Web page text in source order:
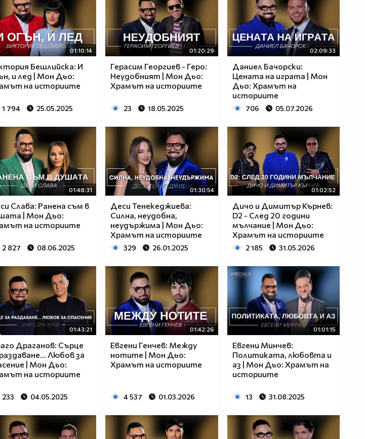
01:10:14
Бешлийска: И
и лед | Мон Дьо:
на историите
1 794 25.05.2025
01:20:29
Герасим Георгиев - Геро:
Неудобният | Мон Дьо:
Храмът на историите
23 18.05.2025
02:09:33
Даниел Бачорски:
Цената на играта | Мон
Дьо: Храмът на
историите
706 05.07.2026
01:48:31
Слава: Ранена съм в
| Мон Дьо:
на историите
2 827 08.06.2025
01:30:54
Деси Тенекеджиева:
Силна, неудобна,
неудържима | Мон Дьо:
Храмът на историите
329 26.01.2025
01:02:52
Дичо и Димитър Кърнев:
D2 - След 20 години
мълчание | Мон Дьо:
Храмът на историите
2 185 31.05.2026
01:43:21
Драганов: Сърце
Любов за
| Мон Дьо:
на историите
233 04.05.2025
01:42:26
Евгени Генчев: Между
нотите | Мон Дьо:
Храмът на историите
4 537 01.03.2026
01:01:15
Евгени Минчев:
Политиката, любовта и
аз | Мон Дьо: Храмът на
историите
13 31.08.2025